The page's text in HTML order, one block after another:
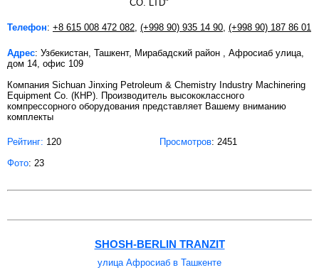
Телефон: +8 615 008 472 082 (+998 90) 935 14 90 (+998 90) 187 86 01
Адрес: Узбекистан, Ташкент, Мирабадский район , Афросиаб улица,
дом 14, офис 109
Компания Sichuan Jinxing Petroleum & Chemistry Industry Machinering
Equipment Co. (КНР). Производитель высококлассного
компрессорного оборудования представляет Вашему вниманию
комплекты
Рейтинг: 120 Просмотров: 2451
Фото: 23
SHOSH-BERLIN TRANZIT
улица Афросиаб в Ташкенте